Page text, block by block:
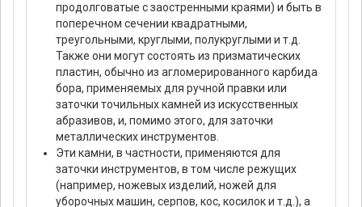
продолговатые с заостренными краями) и быть в
поперечном сечении квадратными,
треугольными, круглыми, полукруглыми и т.д.
Также они могут состоять из призматических
пластин, обычно из агломерированного карбида
бора, применяемых для ручной правки или
заточки точильных камней из искусственных
абразивов, и, помимо этого, для заточки
металлических инструментов.
Эти камни, в частности, применяются для
заточки инструментов, в том числе режущих
(например, ножевых изделий, ножей для
уборочных машин, серпов, кос, косилок и т.д.), а